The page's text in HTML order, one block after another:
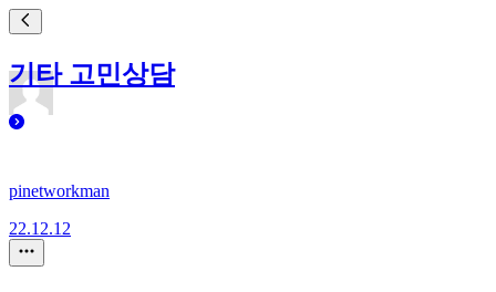
기타 고민상담
pinetworkman
22.12.12